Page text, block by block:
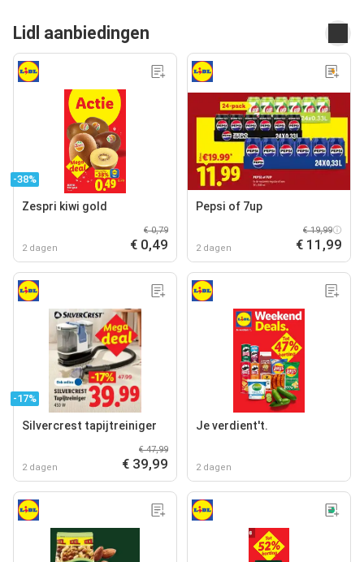
Lidl aanbiedingen
-38%
Zespri kiwi gold
2 dagen
€ 0,79
€ 0,49
Pepsi of 7up
2 dagen
€ 19,99
€ 11,99
-17%
Silvercrest tapijtreiniger
2 dagen
€ 47,99
€ 39,99
Je verdient't.
2 dagen